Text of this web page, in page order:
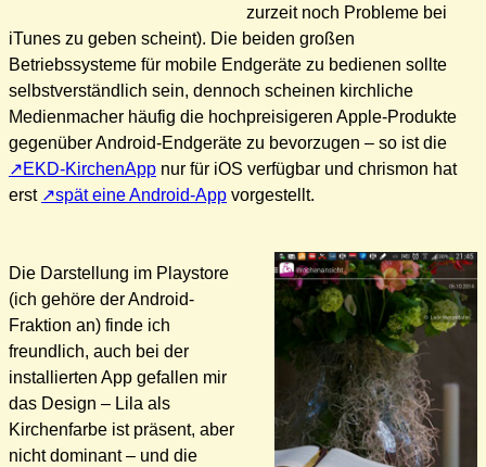
zurzeit noch Probleme bei
iTunes zu geben scheint). Die beiden großen
Betriebssysteme für mobile Endgeräte zu bedienen sollte
selbstverständlich sein, dennoch scheinen kirchliche
Medienmacher häufig die hochpreisigeren Apple-Produkte
gegenüber Android-Endgeräte zu bevorzugen – so ist die
EKD-KirchenApp nur für iOS verfügbar und chrismon hat
erst
spät eine Android-App vorgestellt.
Die Darstellung im Playstore
(ich gehöre der Android-
Fraktion an) finde ich
freundlich, auch bei der
installierten App gefallen mir
das Design – Lila als
Kirchenfarbe ist präsent, aber
nicht dominant – und die